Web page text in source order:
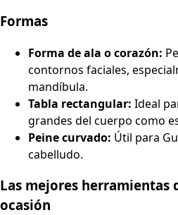
Formas
Forma de ala o corazón:
contornos faciales,
mandíbula.
Tabla rectangular: Ideal
grandes del cuerpo como
Peine curvado: Útil para
cabelludo.
Las mejores herramientas
ocasión